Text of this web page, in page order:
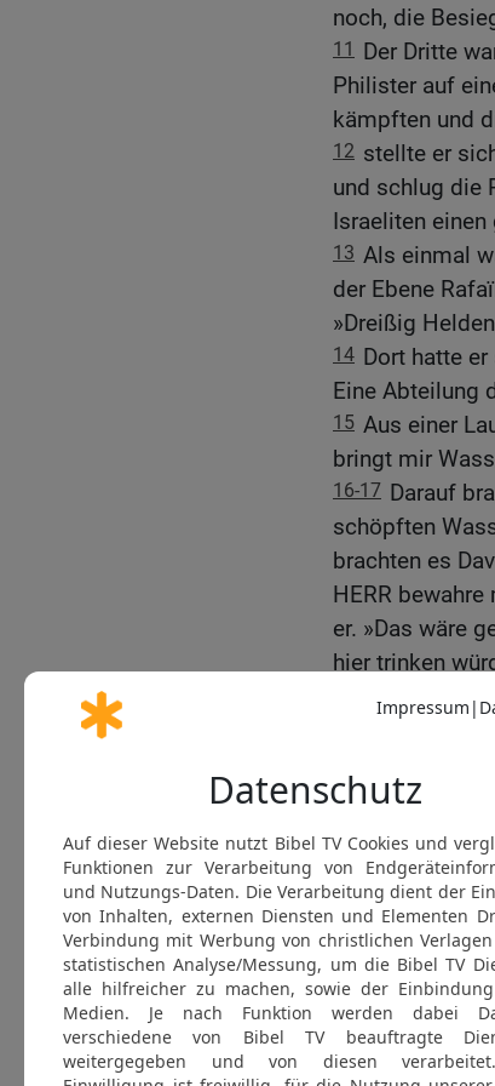
noch, die
11
Der Dritte
Philister auf
kämpften und
12 stellte er
und schlug die
Israeliten einen
13 Als einmal
der Ebene
»Dreißig
14 Dort hatte
Eine Abteilung
15 Aus einer
bringt mir
16-17 Darauf
schöpften
brachten es
HERR
er. »Das wäre
hier trinken
haben.« Er
die Erde.
Abischai,
der »Dreißig
wurde so
19
Er war
deren
20 Benaja aus
vollbrachte
die als »Löwen
Schneetag
und erschlug ihn.